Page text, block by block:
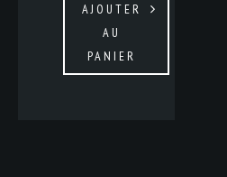
AJOUTER
AU
PANIER